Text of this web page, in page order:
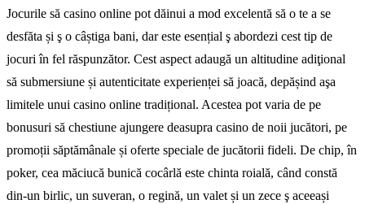
Jocurile să casino online pot dăinui a mod excelentă să o te a se
desfăta și ş o câștiga bani, dar este esențial ş abordezi cest tip de
jocuri în fel răspunzător. Cest aspect adaugă un altitudine adiţional
să submersiune și autenticitate experienței să joacă, depășind aşa
limitele unui casino online tradițional. Acestea pot varia de pe
bonusuri să chestiune ajungere deasupra casino de noii jucători, pe
promoții săptămânale și oferte speciale de jucătorii fideli. De chip, în
poker, cea măciucă bunică cocârlă este chinta roială, când constă
din-un birlic, un suveran, o regină, un valet și un zece ş aceeași